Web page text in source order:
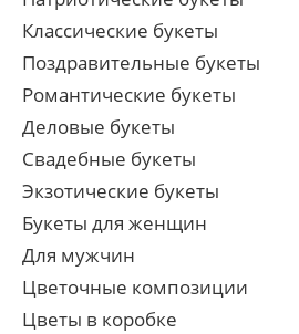
Классические букеты
Поздравительные букеты
Романтические букеты
Деловые букеты
Свадебные букеты
Экзотические букеты
Букеты для женщин
Для мужчин
Цветочные композиции
Цветы в коробке